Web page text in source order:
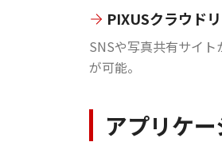
PIXUSクラウド
SNSや写真共有サイ
が可能。
アプリケ